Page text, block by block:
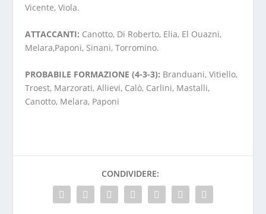
Vicente, Viola.
ATTACCANTI: Canotto, Di Roberto, Elia, El Ouazni,
Melara,Paponi, Sinani, Torromino.
PROBABILE FORMAZIONE (4-3-3): Branduani, Vitiello,
Troest, Marzorati, Allievi, Calò, Carlini, Mastalli,
Canotto, Melara, Paponi
CONDIVIDERE: